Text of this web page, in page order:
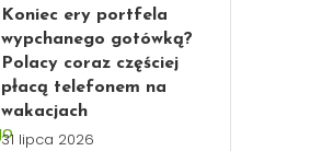
Koniec ery portfela
wypchanego gotówką?
Polacy coraz częściej
płacą telefonem na
wakacjach
31 lipca 2026